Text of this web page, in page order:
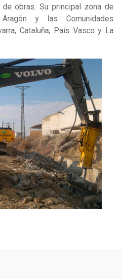
obras. Su principal zona de
y las Comunidades
Cataluña, País Vasco y La